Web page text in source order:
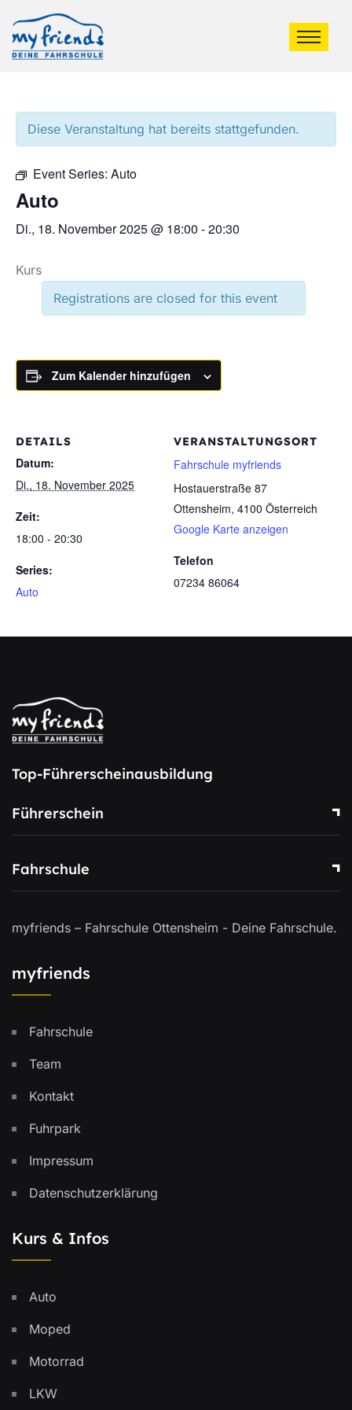
Diese Veranstaltung hat bereits stattgefunden.
Event Series: Auto
Auto
Di., 18. November 2025 @ 18:00 -20:30
Kurs
Registrations are closed for this event
Zum Kalender hinzufügen
DETAILS
Datum:
Di., 18. November 2025
Zeit:
18:00 - 20:30
Series:
Auto
VERANSTALTUNGSORT
Fahrschule myfriends
Hostauerstraße 87
Ottensheim, 4100 Österreich
Google Karte anzeigen
Telefon
07234 86064
Top-Führerscheinausbildung
Führerschein
Fahrschule
myfriends – Fahrschule Ottensheim - Deine Fahrschule.
myfriends
Fahrschule
Team
Kontakt
Fuhrpark
Impressum
Datenschutzerklärung
Kurs & Infos
Auto
Moped
Motorrad
LKW